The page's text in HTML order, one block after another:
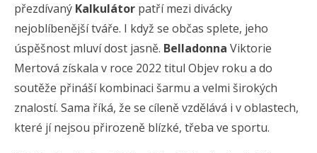
přezdívaný Kalkulátor patří mezi divácky
nejoblíbenější tváře. I když se občas splete, jeho
úspěšnost mluví dost jasně. Belladonna Viktorie
Mertová získala v roce 2022 titul Objev roku a do
soutěže přináší kombinaci šarmu a velmi širokých
znalostí. Sama říká, že se cíleně vzdělává i v oblastech,
které jí nejsou přirozeně blízké, třeba ve sportu.